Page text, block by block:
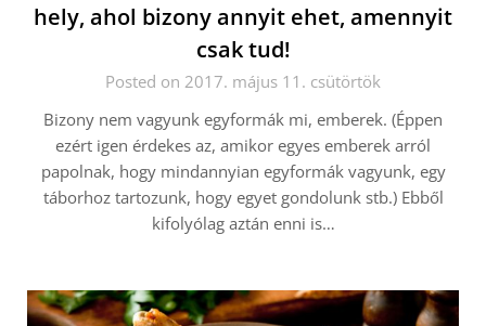
hely, ahol bizony annyit ehet, amennyit
csak tud!
Posted on 2017. május 11. csütörtök
Bizony nem vagyunk egyformák mi, emberek. (Éppen
ezért igen érdekes az, amikor egyes emberek arról
papolnak, hogy mindannyian egyformák vagyunk, egy
táborhoz tartozunk, hogy egyet gondolunk stb.) Ebből
kifolyólag aztán enni is…